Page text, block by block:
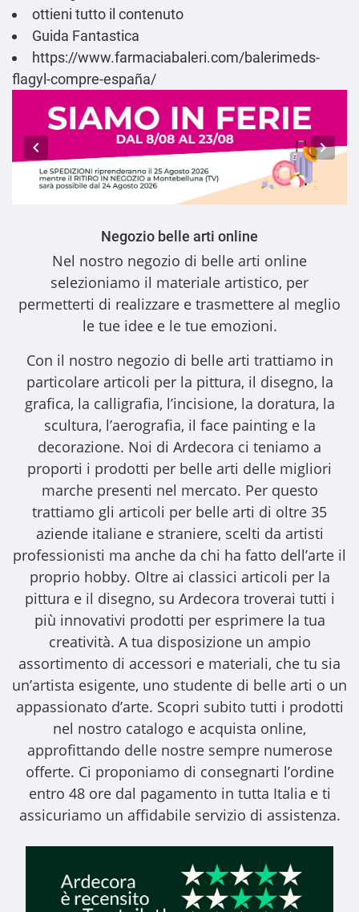
ottieni tutto il contenuto
Guida Fantastica
https://www.farmaciabaleri.com/balerimeds-
flagyl-compre-españa/
Negozio belle arti online
Nel nostro negozio di belle arti online
selezioniamo il materiale artistico, per
permetterti di realizzare e trasmettere al meglio
le tue idee e le tue emozioni.
Con il nostro negozio di belle arti trattiamo in
particolare articoli per la pittura, il disegno, la
grafica, la calligrafia, l’incisione, la doratura, la
scultura, l’aerografia, il face painting e la
decorazione. Noi di Ardecora ci teniamo a
proporti i prodotti per belle arti delle migliori
marche presenti nel mercato. Per questo
trattiamo gli articoli per belle arti di oltre 35
aziende italiane e straniere, scelti da artisti
professionisti ma anche da chi ha fatto dell’arte il
proprio hobby. Oltre ai classici articoli per la
pittura e il disegno, su Ardecora troverai tutti i
più innovativi prodotti per esprimere la tua
creatività. A tua disposizione un ampio
assortimento di accessori e materiali, che tu sia
un’artista esigente, uno studente di belle arti o un
appassionato d’arte. Scopri subito tutti i prodotti
nel nostro catalogo e acquista online,
approfittando delle nostre sempre numerose
offerte. Ci proponiamo di consegnarti l’ordine
entro 48 ore dal pagamento in tutta Italia e ti
assicuriamo un affidabile servizio di assistenza.